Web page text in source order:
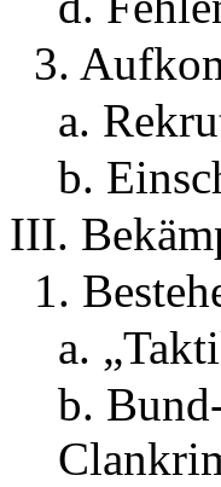
3.
a.
b.
III.
1.
a.
b.